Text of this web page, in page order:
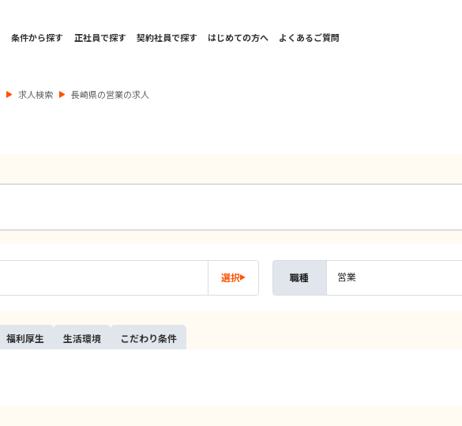
条件から探す 正社員で探す 契約社員で探す はじめての方へ よくあるご質問
求人検索 長崎県の営業の求人
選択 職種 営業
福利厚生 生活環境 こだわり条件